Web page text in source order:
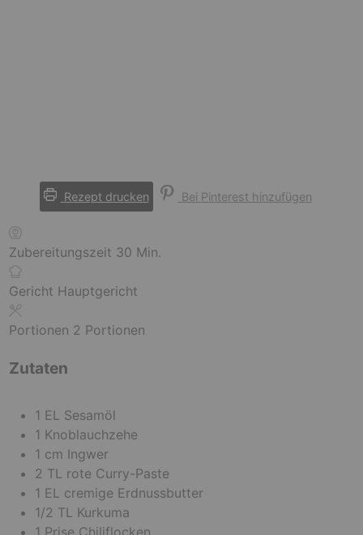
Rezept drucken Bei Pinterest hinzufügen
Zubereitungszeit 30 M
n
t
Min.
Gericht Hauptgericht
Portionen 2 Portionen
Zutaten
1 EL Sesamöl
1 Knoblauchzehe
1 cm Ingwer
2 TL rote Curry-Paste
1 EL cremige Erdnussbutter
1/2 TL Kurkuma
1 Prise Chiliflocken